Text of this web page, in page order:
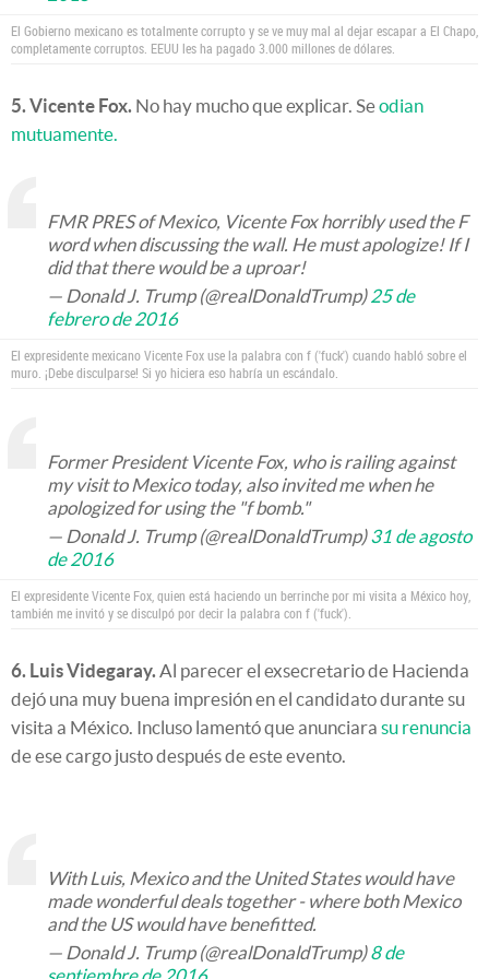
El Gobierno mexicano es totalmente corrupto y se ve muy mal al dejar escapar a El Chapo,
completamente corruptos. EEUU les ha pagado 3.000 millones de dólares.
5. Vicente Fox. No hay mucho que explicar. Seodian
mutuamente.
FMR PRES of Mexico, Vicente Fox horribly used the F
word when discussing the wall. He must apologize! If I
did that there would be a uproar!
— Donald J. Trump (@realDonaldTrump)25 de
febrero de 2016
El expresidente mexicano Vicente Fox use la palabra con f ('fuck') cuando habló sobre el
muro. ¡Debe disculparse! Si yo hiciera eso habría un escándalo.
Former President Vicente Fox, who is railing against
my visit to Mexico today, also invited me when he
apologized for using the "f bomb."
— Donald J. Trump (@realDonaldTrump)31 de agosto
de 2016
El expresidente Vicente Fox, quien está haciendo un berrinche por mi visita a México hoy,
también me invitó y se disculpó por decir la palabra con f ('fuck').
6. Luis Videgaray.Al parecer el exsecretario de Hacienda
dejó una muy buena impresión en el candidato durante su
visita a México. Incluso lamentó que anunciara su renuncia
de ese cargo justo después de este evento.
With Luis, Mexico and the United States would have
made wonderful deals together - where both Mexico
and the US would have benefitted.
— Donald J. Trump (@realDonaldTrump)8 de